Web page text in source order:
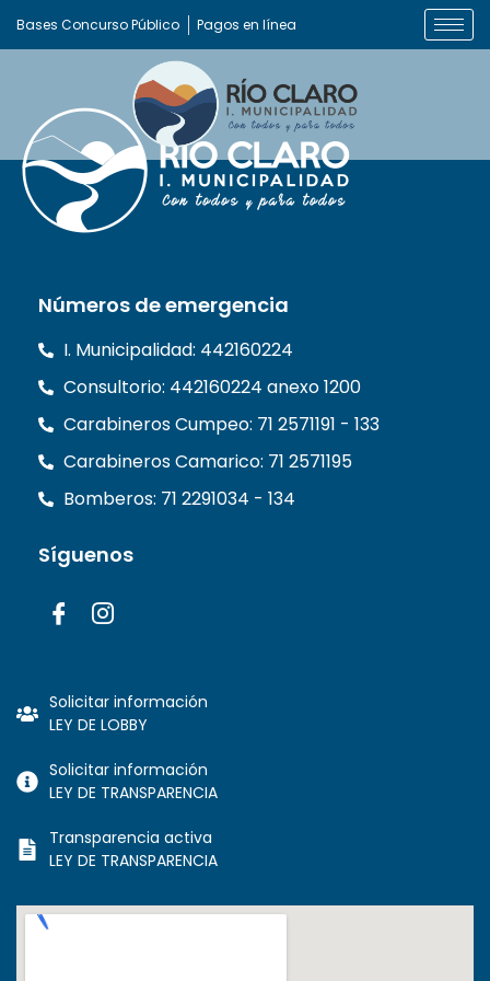
Bases Concurso Público Pagos en línea
Números de emergencia
I. Municipalidad: 442160224
Consultorio: 442160224 anexo 1200
Carabineros Cumpeo: 71 2571191 - 133
Carabineros Camarico: 71 2571195
Bomberos: 71 2291034 - 134
Síguenos
Solicitar información
LEY DE LOBBY
Solicitar información
LEY DE TRANSPARENCIA
Transparencia activa
LEY DE TRANSPARENCIA